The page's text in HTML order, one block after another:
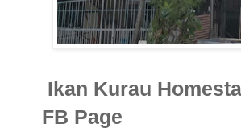
Ikan Kurau
FB Page